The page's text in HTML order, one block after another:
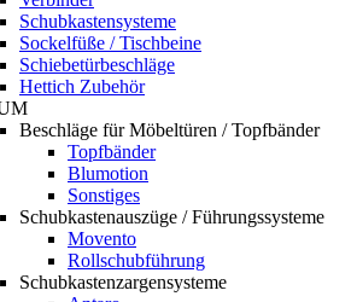
Schubkastensysteme
Sockelfüße / Tischbeine
Schiebetürbeschläge
Hettich Zubehör
Beschläge für Möbeltüren / Topfbänder
Topfbänder
Blumotion
Sonstiges
Schubkastenauszüge / Führungssysteme
Movento
Rollschubführung
Schubkastenzargensysteme